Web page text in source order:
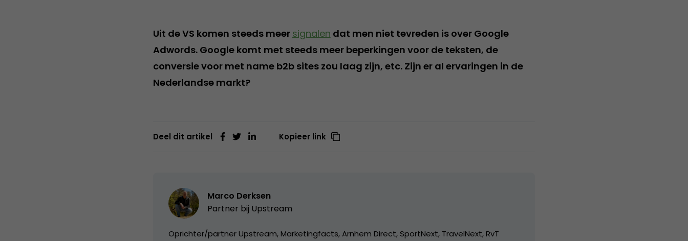
Uit de VS komen steeds meer signalen dat men niet tevreden is over Google
Adwords. Google komt met steeds meer beperkingen voor de teksten, de
conversie voor met name b2b sites zou laag zijn, etc. Zijn er al ervaringen in de
Nederlandse markt?
Deel dit artikel Kopieer link
Marco Derksen
Partner bij Upstream
Oprichter/partner Upstream, Marketingfacts, Arnhem Direct, SportNext, TravelNext, RvT